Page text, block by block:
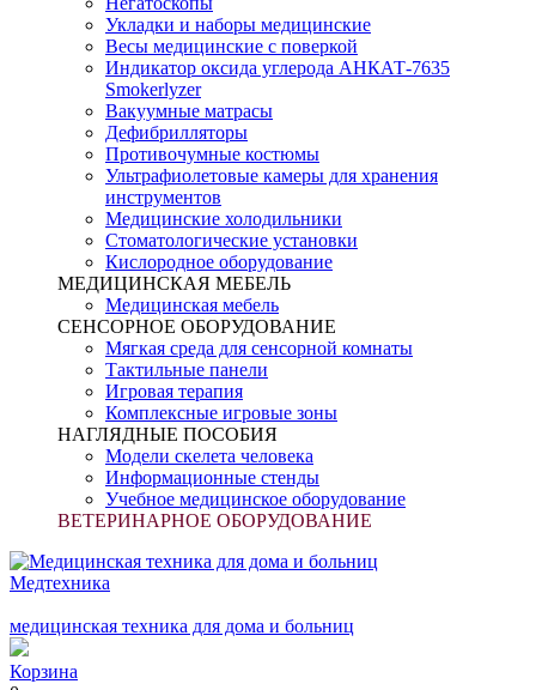
Укладки и наборы медицинские
Весы медицинские с поверкой
Индикатор оксида углерода АНКАТ-7635
Smokerlyzer
Вакуумные матрасы
Дефибрилляторы
Противочумные костюмы
Ультрафиолетовые камеры для хранения
инструментов
Медицинские холодильники
Стоматологические установки
Кислородное оборудование
МЕДИЦИНСКАЯ МЕБЕЛЬ
Медицинская мебель
СЕНСОРНОЕ ОБОРУДОВАНИЕ
Мягкая среда для сенсорной комнаты
Тактильные панели
Игровая терапия
Комплексные игровые зоны
НАГЛЯДНЫЕ ПОСОБИЯ
Модели скелета человека
Информационные стенды
Учебное медицинское оборудование
ВЕТЕРИНАРНОЕ ОБОРУДОВАНИЕ
Медтехника
медицинская техника для дома и больниц
Корзина